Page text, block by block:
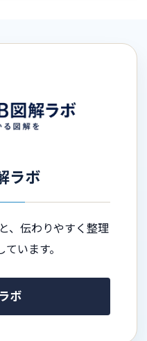
ラボ
、伝わりやすく整理
います。
ボ